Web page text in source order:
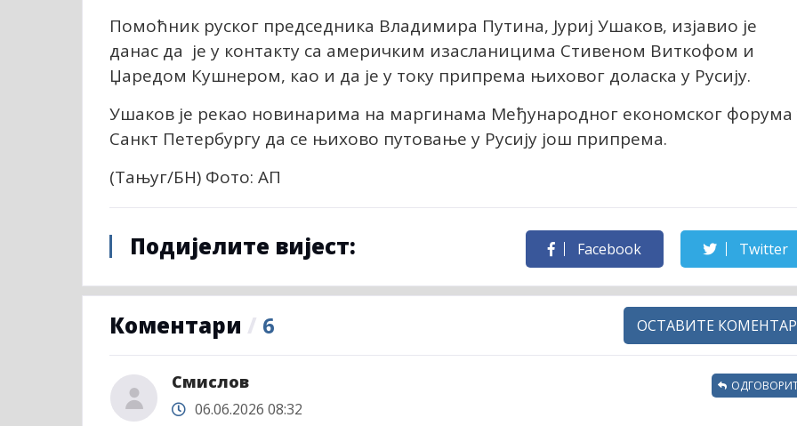
Помоћник руског председника Владимира Путина, Јуриј Ушаков, изјавио је
данас да је у контакту са америчким изасланицима Стивеном Виткофом и
Џаредом Кушнером, као и да је у току припрема њиховог доласка у Русију.
Ушаков је рекао новинарима на маргинама Међународног економског форума
Санкт Петербургу да се њихово путовање у Русију још припрема.
(Тањуг/БН) Фото: АП
Подијелите вијест: Facebook Twitter
Коментари / 6 ОСТАВИТЕ КОМЕНТАР
Смислов
06.06.2026 08:32